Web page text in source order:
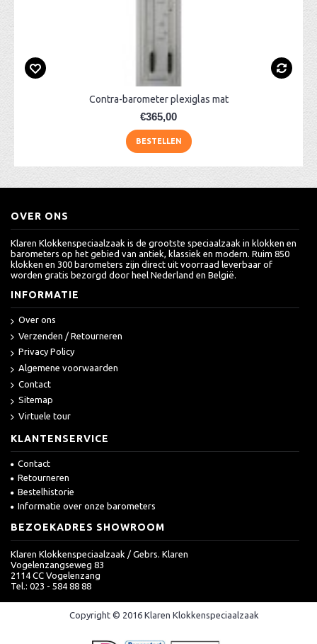
Contra-barometer plexiglas mat
€365,00
BESTELLEN
OVER ONS
Klaren Klokkenspeciaalzaak is de grootste speciaalzaak in klokken en
barometers op het gebied van antiek, klassiek en modern. Ruim 850
klokken en 300 barometers zijn direct uit voorraad leverbaar of
worden gratis bezorgd door heel Nederland en België.
INFORMATIE
Over ons
Verzenden / Retourneren
Privacy Policy
Algemene voorwaarden
Contact
Sitemap
Virtuele tour
KLANTENSERVICE
Contact
Retourneren
Bestelhistorie
Informatie over onze barometers
BEZOEKADRES SHOWROOM
Klaren Klokkenspeciaalzaak / Gebrs. Klaren
Vogelenzangseweg 83
2114 CC Vogelenzang
Tel.: 023 - 584 88 88
Copyright © 2016 Klaren Klokkenspeciaalzaak